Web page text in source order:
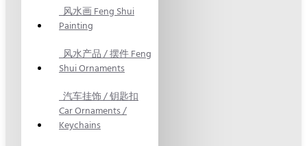
风水画 Feng Shui
Painting
风水产品 / 摆件 Feng
Shui Ornaments
汽车挂饰 / 钥匙扣
Car Ornaments /
Keychains